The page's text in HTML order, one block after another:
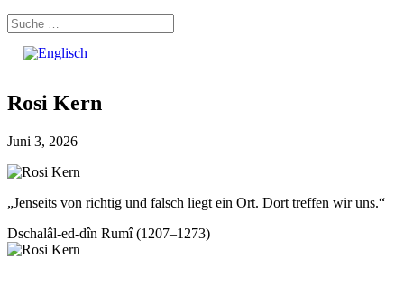
Rosi Kern
Juni 3, 2026
„Jenseits von richtig und falsch liegt ein Ort. Dort treffen wir uns.“
Dschalâl-ed-dîn Rumî (1207–1273)